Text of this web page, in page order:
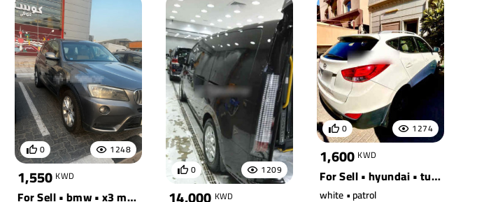
1248
0
1,550 KWD
For Sell • bmw • x3 m40i
1209
0
KWD
1274
0
1,600 KWD
For Sell • hyundai • tucson fwd
white • patrol